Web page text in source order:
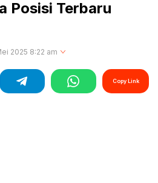
Posisi Terbaru
2025 8:22 am
Copy Link